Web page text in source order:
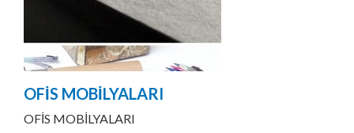
OFİS MOBİLYALARI
OFİS MOBİLYALARI